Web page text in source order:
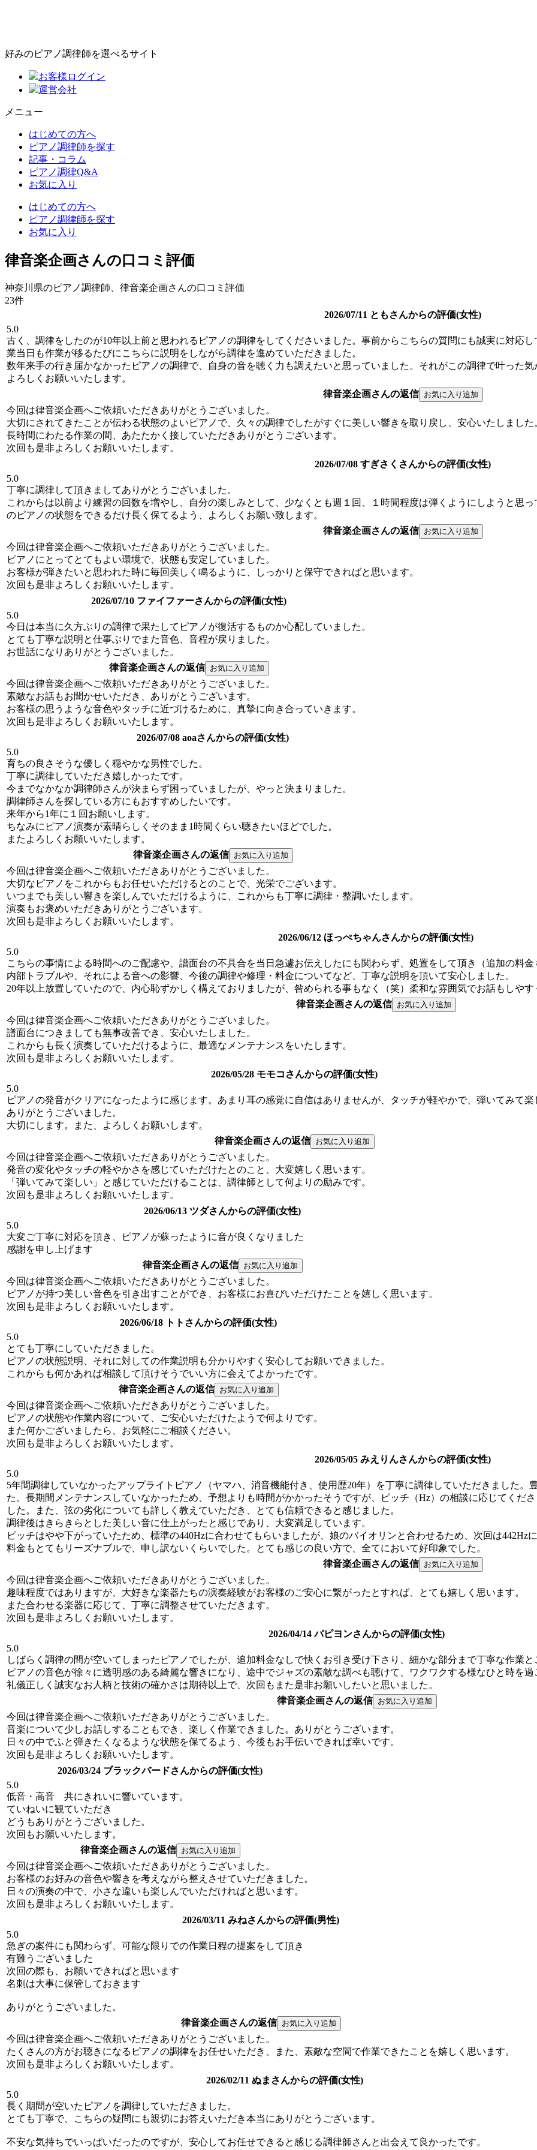
好みのピアノ調律師を選べるサイト
お客様ログイン
運営会社
メニュー
はじめての方へ
ピアノ調律師を探す
記事・コラム
ピアノ調律Q&A
お気に入り
はじめての方へ
ピアノ調律師を探す
お気に入り
律音楽企画さんの口コミ評価
神奈川県のピアノ調律師、律音楽企画さんの口コミ評価
23件
2026/07/11 ともさんからの評価(女性)
5.0
古く、調律をしたのが10年以上前と思われるピアノの調律をしてくださいました。事前からこちらの質問にも誠実に対応
業当日も作業が移るたびにこちらに説明をしながら調律を進めていただきました。
数年来手の行き届かなかったピアノの調律で、自身の音を聴く力も調えたいと思っていました。それがこの調律で叶った
よろしくお願いいたします。
律音楽企画さんの返信
今回は律音楽企画へご依頼いただきありがとうございました。
大切にされてきたことが伝わる状態のよいピアノで、久々の調律でしたがすぐに美しい響きを取り戻し、安心いたしました
長時間にわたる作業の間、あたたかく接していただきありがとうございます。
次回も是非よろしくお願いいたします。
2026/07/08 すぎさくさんからの評価(女性)
5.0
丁寧に調律して頂きましてありがとうございました。
これからは以前より練習の回数を増やし、自分の楽しみとして、少なくとも週１回、１時間程度は弾くようにしようと思
のピアノの状態をできるだけ長く保てるよう、よろしくお願い致します。
律音楽企画さんの返信
今回は律音楽企画へご依頼いただきありがとうございました。
ピアノにとってとてもよい環境で、状態も安定していました。
お客様が弾きたいと思われた時に毎回美しく鳴るように、しっかりと保守できればと思います。
次回も是非よろしくお願いいたします。
2026/07/10 ファイファーさんからの評価(女性)
5.0
今日は本当に久方ぶりの調律で果たしてピアノが復活するものか心配していました。
とても丁寧な説明と仕事ぶりでまた音色、音程が戻りました。
お世話になりありがとうございました。
律音楽企画さんの返信
今回は律音楽企画へご依頼いただきありがとうございました。
素敵なお話もお聞かせいただき、ありがとうございます。
お客様の思うような音色やタッチに近づけるために、真摯に向き合っていきます。
次回も是非よろしくお願いいたします。
2026/07/08 aoaさんからの評価(女性)
5.0
育ちの良さそうな優しく穏やかな男性でした。
丁寧に調律していただき嬉しかったです。
今までなかなか調律師さんが決まらず困っていましたが、やっと決まりました。
調律師さんを探している方にもおすすめしたいです。
来年から1年に１回お願いします。
ちなみにピアノ演奏が素晴らしくそのまま1時間くらい聴きたいほどでした。
またよろしくお願いいたします。
律音楽企画さんの返信
今回は律音楽企画へご依頼いただきありがとうございました。
大切なピアノをこれからもお任せいただけるとのことで、光栄でございます。
いつまでも美しい響きを楽しんでいただけるように、これからも丁寧に調律・整調いたします。
演奏もお褒めいただきありがとうございます。
次回も是非よろしくお願いいたします。
2026/06/12 ほっぺちゃんさんからの評価(女性)
5.0
こちらの事情による時間へのご配慮や、譜面台の不具合を当日急遽お伝えしたにも関わらず、処置をして頂き（追加の料
内部トラブルや、それによる音への影響、今後の調律や修理・料金についてなど、丁寧な説明を頂いて安心しました。
20年以上放置していたので、内心恥ずかしく構えておりましたが、咎められる事もなく（笑）柔和な雰囲気でお話もしや
律音楽企画さんの返信
今回は律音楽企画へご依頼いただきありがとうございました。
譜面台につきましても無事改善でき、安心いたしました。
これからも長く演奏していただけるように、最適なメンテナンスをいたします。
次回も是非よろしくお願いいたします。
2026/05/28 モモコさんからの評価(女性)
5.0
ピアノの発音がクリアになったように感じます。あまり耳の感覚に自信はありませんが、タッチが軽やかで、弾いてみて楽
ありがとうございました。
大切にします。また、よろしくお願いします。
律音楽企画さんの返信
今回は律音楽企画へご依頼いただきありがとうございました。
発音の変化やタッチの軽やかさを感じていただけたとのこと、大変嬉しく思います。
「弾いてみて楽しい」と感じていただけることは、調律師として何よりの励みです。
次回も是非よろしくお願いいたします。
2026/06/13 ツダさんからの評価(女性)
5.0
大変ご丁寧に対応を頂き、ピアノが蘇ったように音が良くなりました
感謝を申し上げます
律音楽企画さんの返信
今回は律音楽企画へご依頼いただきありがとうございました。
ピアノが持つ美しい音色を引き出すことができ、お客様にお喜びいただけたことを嬉しく思います。
次回も是非よろしくお願いいたします。
2026/06/18 トトさんからの評価(女性)
5.0
とても丁寧にしていただきました。
ピアノの状態説明、それに対しての作業説明も分かりやすく安心してお願いできました。
これからも何かあれば相談して頂けそうでいい方に会えてよかったです。
律音楽企画さんの返信
今回は律音楽企画へご依頼いただきありがとうございました。
ピアノの状態や作業内容について、ご安心いただけたようで何よりです。
また何かございましたら、お気軽にご相談ください。
次回も是非よろしくお願いいたします。
2026/05/05 みえりんさんからの評価(女性)
5.0
5年間調律していなかったアップライトピアノ（ヤマハ、消音機能付き、使用歴20年）を丁寧に調律していただきました
た。長期間メンテナンスしていなかったため、予想よりも時間がかかったそうですが、ピッチ（Hz）の相談に応じてくだ
した。また、弦の劣化についても詳しく教えていただき、とても信頼できると感じました。
調律後はきらきらとした美しい音に仕上がったと感じであり、大変満足しています。
ピッチはやや下がっていたため、標準の440Hzに合わせてもらいましたが、娘のバイオリンと合わせるため、次回は442Hz
料金もとてもリーズナブルで、申し訳ないくらいでした。とても感じの良い方で、全てにおいて好印象でした。
律音楽企画さんの返信
今回は律音楽企画へご依頼いただきありがとうございました。
趣味程度ではありますが、大好きな楽器たちの演奏経験がお客様のご安心に繋がったとすれば、とても嬉しく思います。
また合わせる楽器に応じて、丁寧に調整させていただきます。
次回も是非よろしくお願いいたします。
2026/04/14 パピヨンさんからの評価(女性)
5.0
しばらく調律の間が空いてしまったピアノでしたが、追加料金なしで快くお引き受け下さり、細かな部分まで丁寧な作業と
ピアノの音色が徐々に透明感のある綺麗な響きになり、途中でジャズの素敵な調べも聴けて、ワクワクする様なひと時を過
礼儀正しく誠実なお人柄と技術の確かさは期待以上で、次回もまた是非お願いしたいと思いました。
律音楽企画さんの返信
今回は律音楽企画へご依頼いただきありがとうございました。
音楽について少しお話しすることもでき、楽しく作業できました。ありがとうございます。
日々の中でふと弾きたくなるような状態を保てるよう、今後もお手伝いできれば幸いです。
次回も是非よろしくお願いいたします。
2026/03/24 ブラックバードさんからの評価(女性)
5.0
低音・高音 共にきれいに響いています。
ていねいに観ていただき
どうもありがとうございました。
次回もお願いいたします。
律音楽企画さんの返信
今回は律音楽企画へご依頼いただきありがとうございました。
お客様のお好みの音色や響きを考えながら整えさせていただきました。
日々の演奏の中で、小さな違いも楽しんでいただければと思います。
次回も是非よろしくお願いいたします。
2026/03/11 みねさんからの評価(男性)
5.0
急ぎの案件にも関わらず、可能な限りでの作業日程の提案をして頂き
有難うございました
次回の際も、お願いできればと思います
名刺は大事に保管しておきます
ありがとうございました。
律音楽企画さんの返信
今回は律音楽企画へご依頼いただきありがとうございました。
たくさんの方がお聴きになるピアノの調律をお任せいただき、また、素敵な空間で作業できたことを嬉しく思います。
次回も是非よろしくお願いいたします。
2026/02/11 ぬまさんからの評価(女性)
5.0
長く期間が空いたピアノを調律していただきました。
とても丁寧で、こちらの疑問にも親切にお答えいただき本当にありがとうございます。
不安な気持ちでいっぱいだったのですが、安心してお任せできると感じる調律師さんと出会えて良かったです。